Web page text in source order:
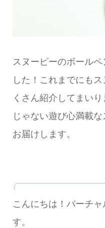
スヌーピーのボール
した！これまでにも
くさん紹介してまい
じゃない遊び心満載
お届けします。
こんにちは！バーチ
す。